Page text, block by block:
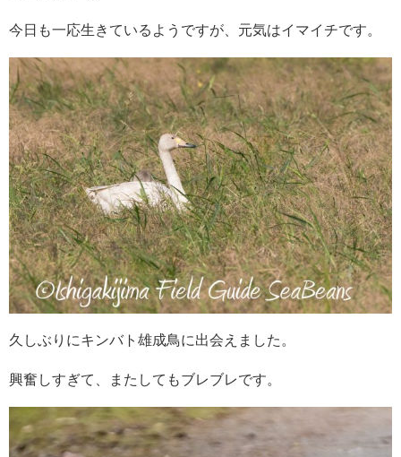
今日も一応生きているようですが、元気はイマイチです。
久しぶりにキンバト雄成鳥に出会えました。
興奮しすぎて、またしてもブレブレです。